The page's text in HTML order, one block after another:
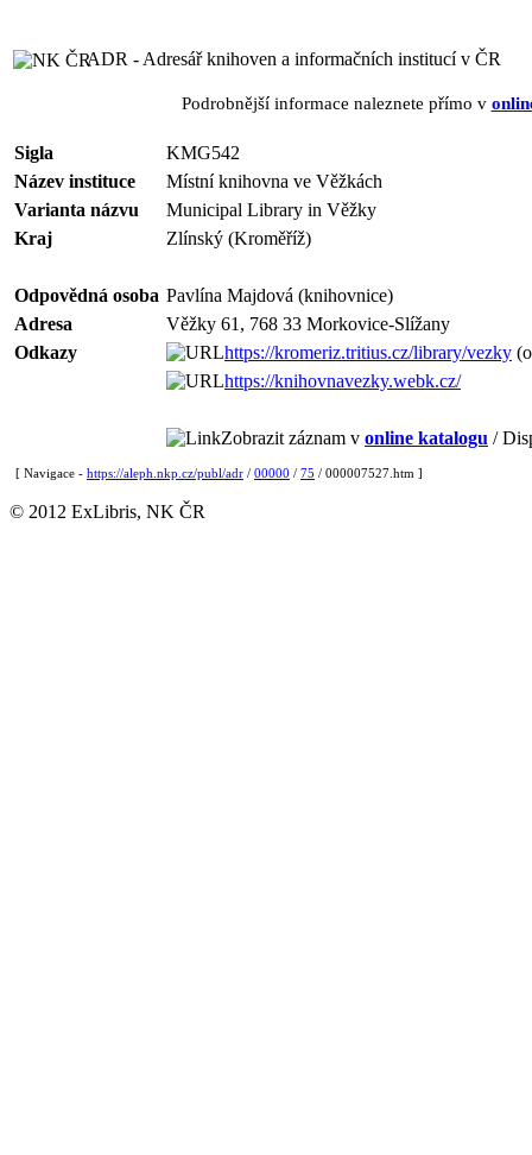
ADR - Adresář knihoven a informačních institucí v ČR
Podrobnější informace naleznete přímo v
Sigla
KMG542
Název instituce
Místní knihovna ve Věžkách
Varianta názvu
Municipal Library in Věžky
Kraj
Zlínský (Kroměříž)
Odpovědná osoba Pavlína Majdová (knihovnice)
Adresa
Věžky 61, 768 33 Morkovice-Slížany
Odkazy
https://kromeriz.tritius.cz/library/vezky
https://knihovnavezky.webk.cz/
Zobrazit záznam v online katalogu /
[ Navigace - https://aleph.nkp.cz/publ/adr / 00000 / 75 / 000007527.htm ]
© 2012 ExLibris, NK ČR